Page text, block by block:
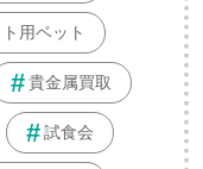
用ベット
貴金属買取
試食会